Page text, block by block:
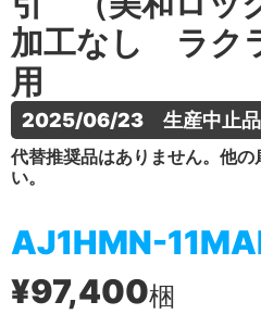
加工なし ラク
用
2025/06/23　生産中止品
代替推奨品はありません。他
い。
AJ1HMN-
¥97,400梱